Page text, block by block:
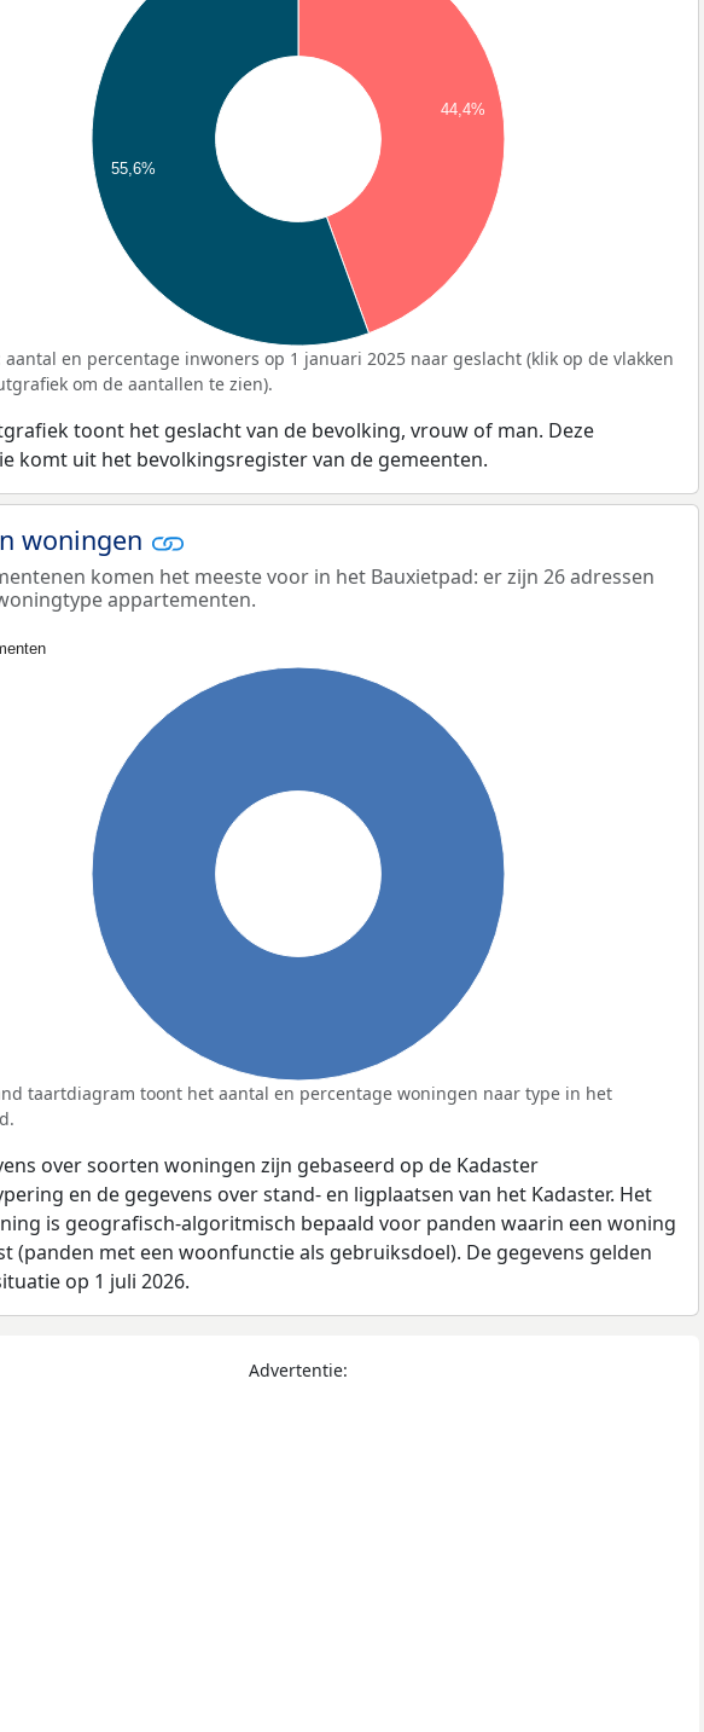
44,4%
55,6%
aantal en percentage inwoners op 1 januari 2025 naar geslacht (klik op de vlakken
om de aantallen te zien).
toont het geslacht van de bevolking, vrouw of man. Deze
komt uit het bevolkingsregister van de gemeenten.
woningen
komen het meeste voor in het Bauxietpad: er zijn 26 adressen
appartementen.
taartdiagram toont het aantal en percentage woningen naar type in het
over soorten woningen zijn gebaseerd op de Kadaster
en de gegevens over stand- en ligplaatsen van het Kadaster. Het
is geografisch-algoritmisch bepaald voor panden waarin een woning
(panden met een woonfunctie als gebruiksdoel). De gegevens gelden
op 1 juli 2026.
Advertentie: